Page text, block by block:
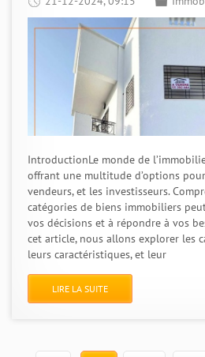
IntroductionLe monde de
offrant une multitude d’options
vendeurs, et les investisseurs.
catégories de biens immobiliers
vos décisions et à répondre à vos
cet article, nous allons explorer les
leurs caractéristiques, et leur
LIRE LA SUITE